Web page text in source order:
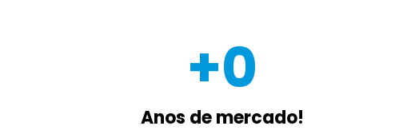
Anos de mercado!
+0